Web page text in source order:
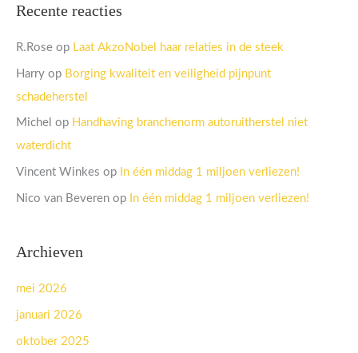
Recente reacties
R.Rose op Laat AkzoNobel haar relaties in de steek
Harry op Borging kwaliteit en veiligheid pijnpunt
schadeherstel
Michel op Handhaving branchenorm autoruitherstel niet
waterdicht
Vincent Winkes op In één middag 1 miljoen verliezen!
Nico van Beveren op In één middag 1 miljoen verliezen!
Archieven
mei 2026
januari 2026
oktober 2025